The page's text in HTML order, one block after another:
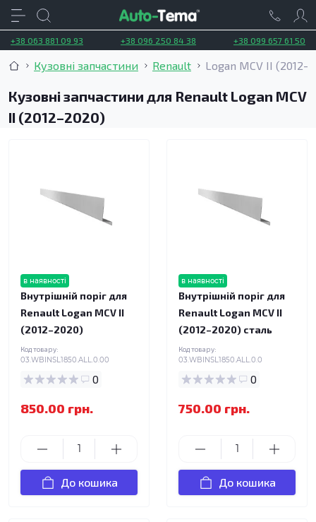
+38 063 881 09 93 +38 096 250 84 38 +38 099 657 61 50
Кузовні запчастини Renault Logan MCV II
Кузовні запчастини для Renault Logan MCV
II (2012–2020)
в наявності
Внутрішній поріг для
Renault Logan MCV II
(2012–2020)
Код товару:
03.WBINSL1850.ALL.0.00
0
850.00 грн.
До кошика
в наявності
Внутрішній поріг для
Renault Logan MCV II
(2012–2020) сталь
Код товару:
03.WBINSL1850.ALL.0.0
0
750.00 грн.
До кошика